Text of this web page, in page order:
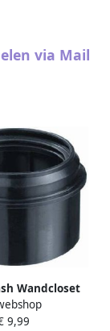
Wandcloset
90 t m 110 mm
9,99